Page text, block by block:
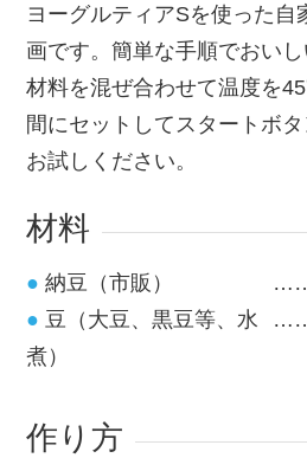
ヨーグルティアSを使った自
画です。簡単な手順でおいし
材料を混ぜ合わせて温度を
間にセットしてスタートボ
お試しください。
材料
納豆（市販）
豆（大豆、黒豆等、水
煮）
作り方